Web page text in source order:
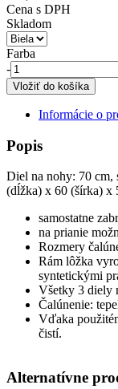
Cena s DPH
Skladom
Farba
-
Informácie o
Popis
Diel na nohy: 70 cm,
(dĺžka) x 60 (šírka) x
samostatne
na prianie
Rozmery
Rám lôžka
syntetickými
Všetky 3 diely
Čalúnenie:
Vďaka
čistí.
Alternatívne